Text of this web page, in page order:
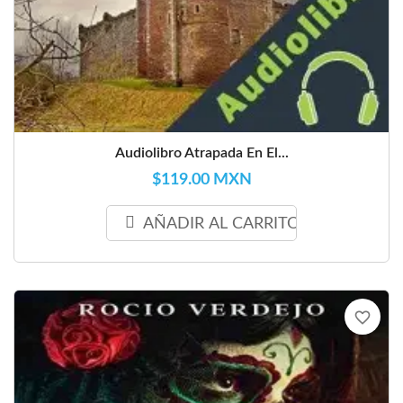
Audiolibro Atrapada En El...
$119.00 MXN
AÑADIR AL CARRITO
favorite_border